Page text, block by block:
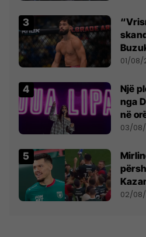
anti-
01/08/
Një
nga
në
- dhe
03/
02/